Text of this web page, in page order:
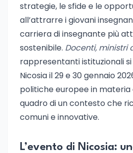
strategie, le sfide e le
all’attrarre i giovani
carriera di insegnante più
sostenibile. Docenti, ministri
rappresentanti istituzionali
Nicosia il 29 e 30 gennaio
politiche europee in materia
quadro di un contesto che
comuni e innovative.
L’evento di Nicosia: